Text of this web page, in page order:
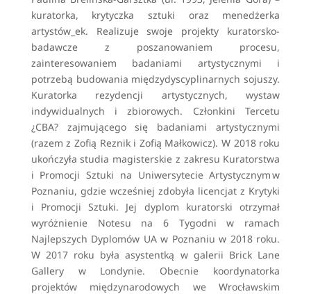
kuratorka, krytyczka sztuki oraz menedżerka
artystów_ek. Realizuje swoje projekty kuratorsko-
badawcze z poszanowaniem procesu,
zainteresowaniem badaniami artystycznymi i
potrzebą budowania międzydyscyplinarnych sojuszy.
Kuratorka rezydencji artystycznych, wystaw
indywidualnych i zbiorowych. Członkini Tercetu
¿CBA? zajmującego się badaniami artystycznymi
(razem z Zofią Reznik i Zofią Małkowicz). W 2018 roku
ukończyła studia magisterskie z zakresu Kuratorstwa
i Promocji Sztuki na Uniwersytecie Artystycznym w
Poznaniu, gdzie wcześniej zdobyła licencjat z Krytyki
i Promocji Sztuki. Jej dyplom kuratorski otrzymał
wyróżnienie Notesu na 6 Tygodni w ramach
Najlepszych Dyplomów UA w Poznaniu w 2018 roku.
W 2017 roku była asystentką w galerii Brick Lane
Gallery w Londynie. Obecnie koordynatorka
projektów międzynarodowych we Wrocławskim